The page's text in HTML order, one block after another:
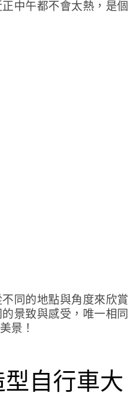
中午都不會太熱，是個
同的地點與角度來欣賞
景致與感受，唯一相同
景！
自行車大